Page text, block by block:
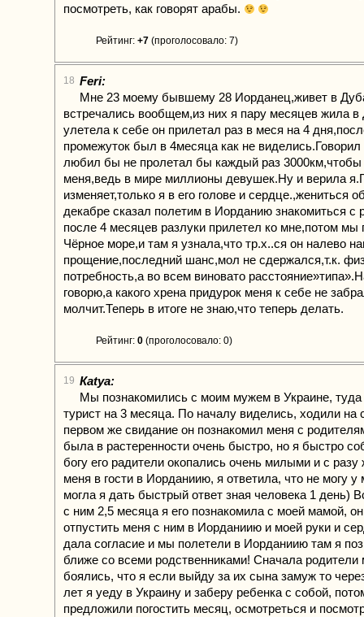
посмотреть, как говорят арабы.
Рейтинг: +7 (проголосовало: 7)
18 Feri:
Мне 23 моему бывшему 28 Иорданец,живет в
встречались вообщем,из них я пару месяцев жила в
улетела к себе он прилетал раз в меся на 4
промежуток был в 4месяца как не
любил бы не пролетал бы каждый раз 3000км,чтобы
меня,ведь в мире миллионы девушек.Ну и верила
изменяет,только я в его голове и сердце.,жениться
декабре сказал полетим в Иорданию знакомиться с
после 4 месяцев разлуки прилетел ко мне,потом мы
Чёрное море,и там я узнала,что тр.х..ся он налево
прощение,последний шанс,мол не сдержался,т.к.
потребность,а во всем виновато
говорю,а какого хрена придурок меня к себе не
молчит.Теперь в итоге не знаю,что теперь делать.
Рейтинг: 0 (проголосовало: 0)
19 Каtya:
Мы познакомились с моим мужем в Украине, туда
турист на 3 месяца. По началу виделись, ходили на
первом же свидание он познакомил меня с
была в растеренности очень быстро, но я быстро
богу его радители окопались очень милыми и с разу
меня в гости в Иорданиию, я ответила, что не могу у
могла я дать быстрый ответ зная человека 1 день)
с ним 2,5 месяца я его познакомила с моей мамой,
отпустить меня с ним в Иорданиию и моей руки и
дала согласие и мы полетели в Иорданиию там я
ближе со всеми родственниками! Сначала родители
боялись, что я если выйду за их сына замуж то
лет я уеду в Украину и заберу ребенка с собой,
предложили погостить месяц, осмотреться и